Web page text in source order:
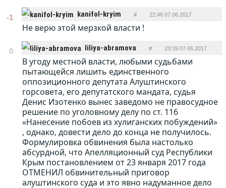
-1 kanifol-kryim # 22:48 07.06.2017
Не верю этой мерзкой власти !
0 liliya-abramova # 23:39 07.06.2017
ОТВЕТИТЬ
В угоду местной власти, любыми судьбами
пытающейся лишить единственного
оппозиционного депутата Алуштинского
горсовета, его депутатского мандата, судья
Денис Изотенко вынес заведомо не правосудное
решение по уголовному делу по ст. 116
«Нанесение побоев из хулиганских побуждений»
, однако, довести дело до конца не получилось.
Формулировка обвинения была настолько
абсурдной, что Апелляционный суд Республики
Крым постановлением от 23 января 2017 года
ОТМЕНИЛ обвинительный приговор
алуштинского суда и это явно надуманное дело